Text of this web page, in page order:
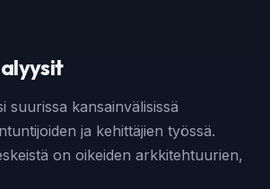
kansainvälisissä
ja kehittäjien työssä.
on oikeiden arkkitehtuurien,